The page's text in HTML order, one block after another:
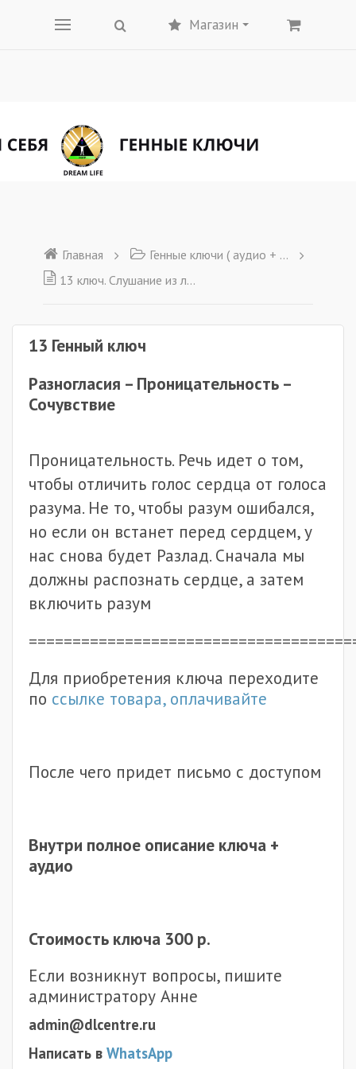
Магазин
Главная
Генные ключи ( аудио + текст)
13 ключ. Слушание из любви.
13 Генный ключ
Разногласия – Проницательность –
Сочувствие
Проницательность. Речь идет о том,
чтобы отличить голос сердца от голоса
разума. Не то, чтобы разум ошибался,
но если он встанет перед сердцем, у
нас снова будет Разлад. Сначала мы
должны распознать сердце, а затем
включить разум
Для приобретения ключа переходите
по ссылке товара, оплачивайте
После чего придет письмо с доступом
Внутри полное описание ключа +
аудио
Стоимость ключа 300 р.
Если возникнут вопросы, пишите
администратору Анне
admin@dlcentre.ru
Написать в WhatsApp